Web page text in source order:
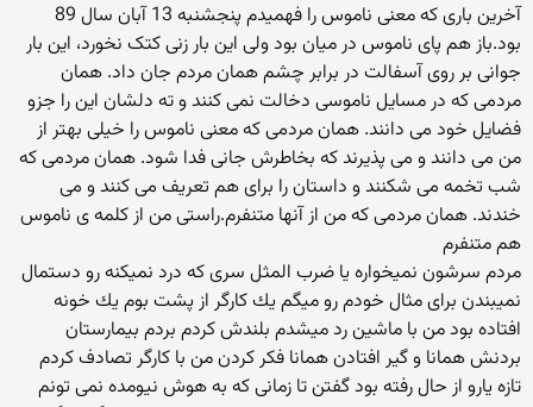
آخرین باری که معنی ناموس را فهمیدم پنجشنبه 13 آبان سال 89
بود.باز هم پای ناموس در میان بود ولی این بار زنی کتک نخورد، این بار
جوانی بر روی آسفالت در برابر چشم همان مردم جان داد. همان
مردمی که در مسایل ناموسی دخالت نمی کنند و ته دلشان این را جزو
فضایل خود می دانند. همان مردمی که معنی ناموس را خیلی بهتر از
من می دانند و می پذیرند که بخاطرش جانی فدا شود. همان مردمی که
شب تخمه می شکنند و داستان را برای هم تعریف می کنند و می
خندند. همان مردمی که من از آنها متنفرم.راستی من از کلمه ی ناموس
هم متنفرم
مردم سرشون نمیخواره یا ضرب المثل سری كه درد نمیكنه رو دستمال
نمیبندن برای مثال خودم رو میگم یك كارگر از پشت بوم یك خونه
افتاده بود من با ماشین رد میشدم بلندش كردم بردم بیمارستان
بردنش همانا و گیر افتادن همانا فكر كردن من با كارگر تصادف كردم
تازه یارو از حال رفته بود گفتن تا زمانی كه به هوش نیومده نمی تونم